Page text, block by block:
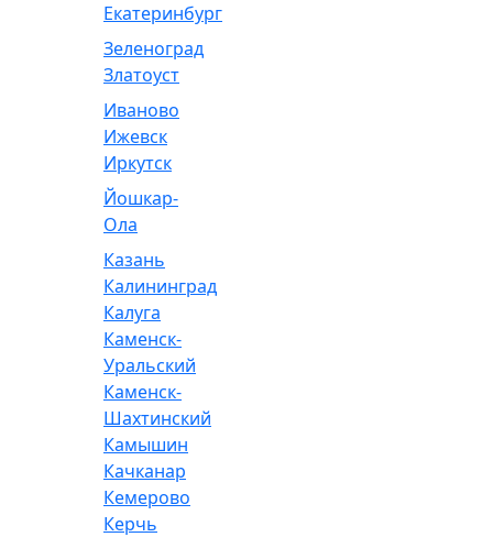
Екатеринбург
Зеленоград
Златоуст
Иваново
Ижевск
Иркутск
Йошкар-
Ола
Казань
Калининград
Калуга
Каменск-
Уральский
Каменск-
Шахтинский
Камышин
Качканар
Кемерово
Керчь